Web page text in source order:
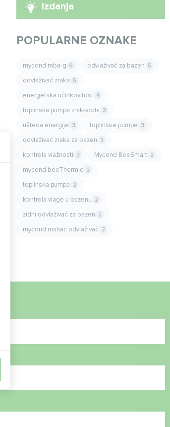
Izdanja
POPULARNE OZNAKE
mycond mba-g 6 odvlaživač za bazen 5
odvlaživač zraka 5
energetska učinkovitost 4
toplinska pumpa zrak-voda 3
ušteda energije 3 toplinske pumpe 3
odvlaživač zraka za bazen 3
kontrola vlažnosti 3 Mycond BeeSmart 2
mycond beeThermic 2
toplinska pumpa 2
kontrola vlage u bazenu 2
zidni odvlaživač za bazen 2
mycond mshac odvlaživač 2